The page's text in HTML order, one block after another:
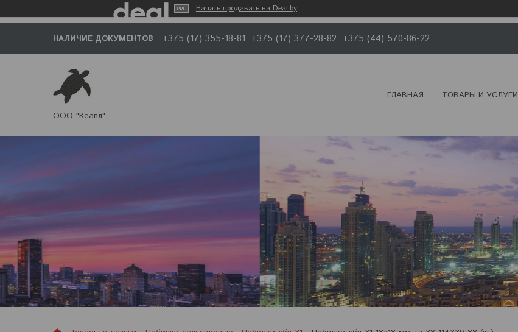
Начать продавать на Deal.by
НАЛИЧИЕ ДОКУМЕНТОВ +375 (17) 355-18-81 +375 (17) 377-28-82 +375 (44) 570-86-22
ООО "Кеапл"
ГЛАВНАЯ ТОВАРЫ И УСЛУГИ